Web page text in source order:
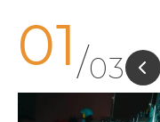
01/03